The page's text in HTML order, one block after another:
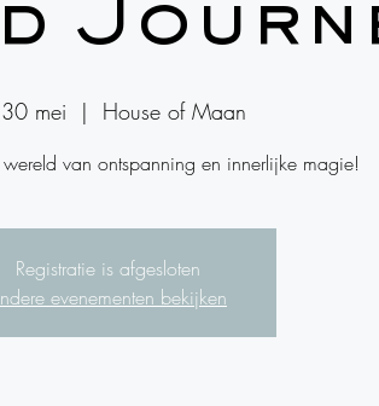
mei
  |
House of Maan
van ontspanning en innerlijke magie!
Registratie is afgesloten
evenementen bekijken